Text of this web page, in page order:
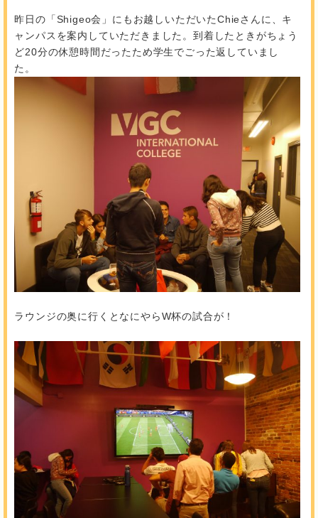
昨日の「Shigeo会」にもお越しいただいたChieさんに、キ
ャンパスを案内していただきました。到着したときがちょう
ど20分の休憩時間だったため学生でごった返していまし
た。
ラウンジの奥に行くとなにやらW杯の試合が！